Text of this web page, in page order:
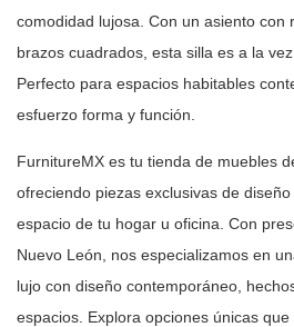
comodidad lujosa. Con un asiento con
brazos cuadrados, esta silla es a la
Perfecto para espacios habitables
esfuerzo forma y función.
FurnitureMX es tu tienda de muebles
ofreciendo piezas exclusivas de
espacio de tu hogar u oficina. Con
Nuevo León, nos especializamos en
lujo con diseño contemporáneo,
espacios. Explora opciones únicas